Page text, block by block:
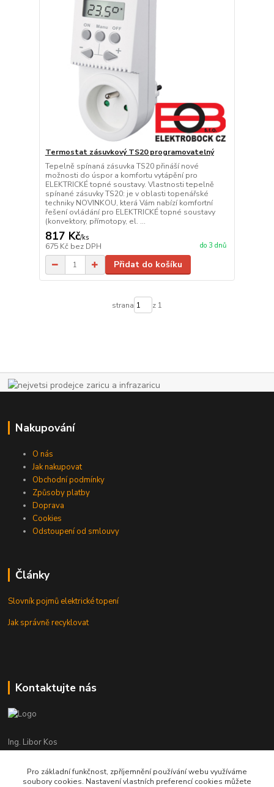
Termostat zásuvkový TS20 programovatelný
Tepelně spínaná zásuvka TS20 přináší nové
možnosti do úspor a komfortu vytápění pro
ELEKTRICKÉ topné soustavy. Vlastnosti tepelně
spínané zásuvky TS20: je v oblasti topenářské
techniky NOVINKOU, která Vám nabízí komfortní
řešení ovládání pro ELEKTRICKÉ topné soustavy
(konvektory, přímotopy, el. ...
817 Kč/ks
675 Kč bez DPH do 3 dnů
Přidat do košíku
strana z 1
Nakupování
O nás
Jak nakupovat
Obchodní podmínky
Způsoby platby
Doprava
Cookies
Odstoupení od smlouvy
Články
Slovník pojmů elektrické topení
Jak správně recyklovat
Kontaktujte nás
Ing. Libor Kos
+420 601 555 225
(Po-Pá: 8-17:00 hod.)
Pro základní funkčnost, zpříjemnění používání webu využíváme
soubory cookies. Nastavení vlastních preferencí cookies můžete